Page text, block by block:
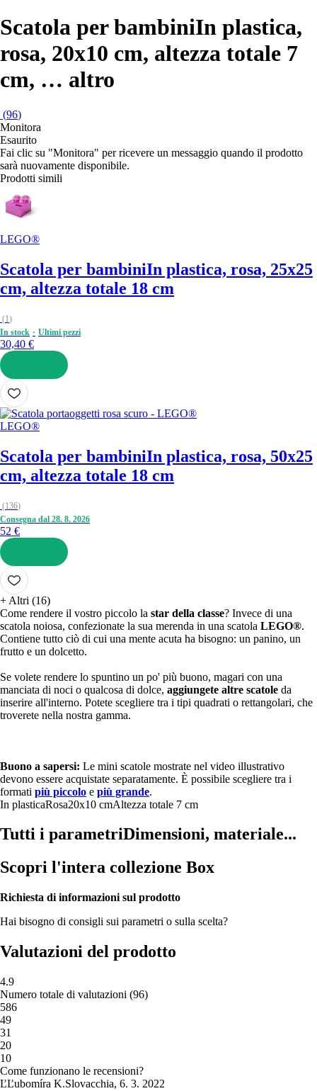
Scatola per bambiniIn plastica,
rosa, 20x10 cm, altezza totale 7
cm, … altro
(96)
Monitora
Esaurito
Fai clic su "Monitora" per ricevere un messaggio quando il prodotto
sarà nuovamente disponibile.
Prodotti simili
LEGO®
Scatola per bambiniIn plastica, rosa, 25x25
cm, altezza totale 18 cm
(1)
In stock
Ultimi pezzi
30,40 €
AGGIUNGI
LEGO®
Scatola per bambiniIn plastica, rosa, 50x25
cm, altezza totale 18 cm
(136)
Consegna dal 28. 8. 2026
52 €
AGGIUNGI
+ Altri (16)
Come rendere il vostro piccolo la star della classe? Invece di una
scatola noiosa, confezionate la sua merenda in una scatola LEGO®.
Contiene tutto ciò di cui una mente acuta ha bisogno: un panino, un
frutto e un dolcetto.
Se volete rendere lo spuntino un po' più buono, magari con una
manciata di noci o qualcosa di dolce, aggiungete altre scatole da
inserire all'interno. Potete scegliere tra i tipi quadrati o rettangolari, che
troverete nella nostra gamma.
Buono a sapersi: Le mini scatole mostrate nel video illustrativo
devono essere acquistate separatamente. È possibile scegliere tra i
formati più piccolo e più grande.
In plasticaRosa20x10 cmAltezza totale 7 cm
Tutti i parametriDimensioni, materiale...
Scopri l'intera collezione Box
Richiesta di informazioni sul prodotto
Hai bisogno di consigli sui parametri o sulla scelta?
Valutazioni del prodotto
4.9
Numero totale di valutazioni (96)
586
49
31
20
10
Come funzionano le recensioni?
ĽĽubomíra K.Slovacchia, 6. 3. 2022